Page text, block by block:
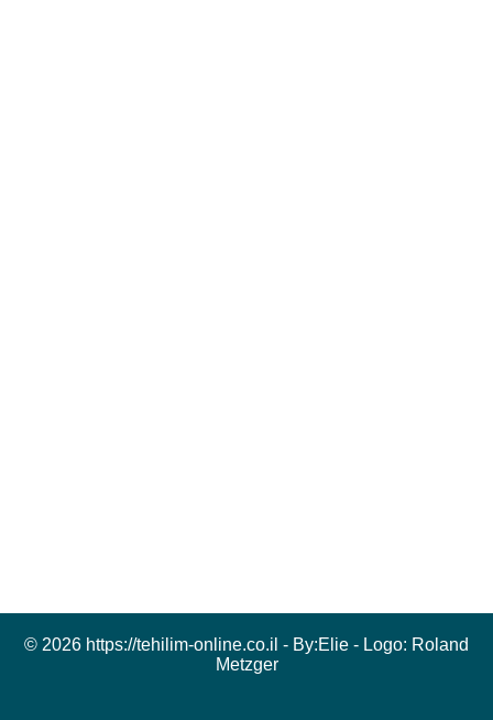
© 2026 https://tehilim-online.co.il - By:Elie - Logo: Roland
Metzger